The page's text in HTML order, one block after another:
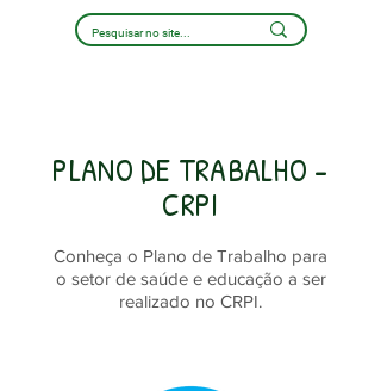
PLANO DE TRABALHO -
CRPI
Conheça o Plano de Trabalho para
o setor de saúde e educação a ser
realizado no CRPI.